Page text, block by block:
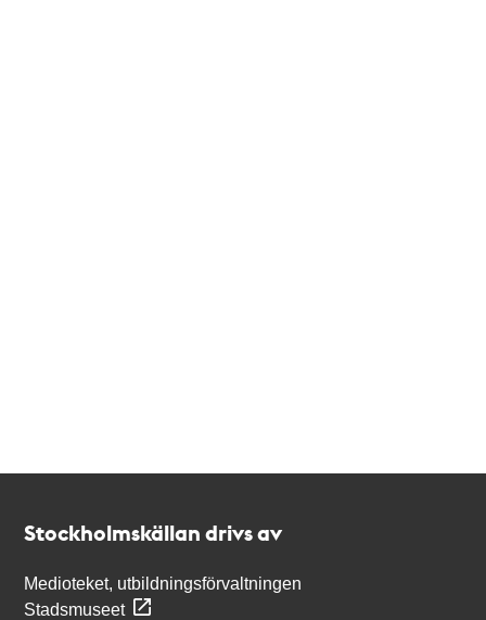
Stockholmskällan drivs av
Medioteket, utbildningsförvaltningen
Stadsmuseet